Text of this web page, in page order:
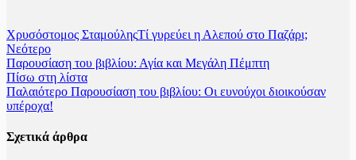
Χρυσόστομος ΣταμούληςΤί γυρεύει η Αλεπού στο Παζάρι;
Νεότερο
Παρουσίαση του βιβλίου: Αγία και Μεγάλη Πέμπτη
Πίσω στη λίστα
Παλαιότερο Παρουσίαση του βιβλίου: Οι ευνούχοι διοικούσαν
υπέροχα!
Σχετικά άρθρα